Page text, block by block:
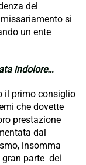
del
si
un ente
indolore…
il primo consiglio
che dovette
prestazione
dal
insomma
gran parte dei